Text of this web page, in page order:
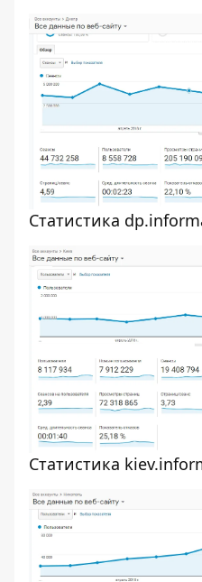
Статистика
Статистика